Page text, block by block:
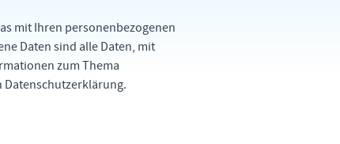
mit Ihren personenbezogenen
Daten sind alle Daten, mit
zum Thema
Datenschutzerklärung.